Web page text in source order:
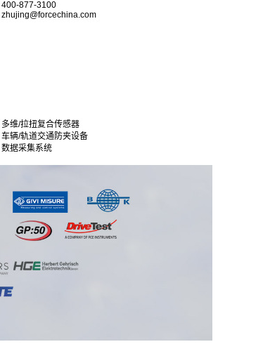
400-877-3100
zhujing@forcechina.com
多维/拉扭复合传感器
车辆/轨道交通防夹设备
数据采集系统